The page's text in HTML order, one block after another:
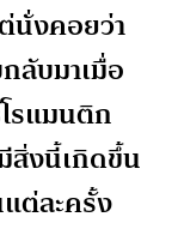
นั่งคอยว่า
ลับมาเมื่อ
รแมนติก
สิ่งนี้เกิดขึ้น
ต่ละครั้ง